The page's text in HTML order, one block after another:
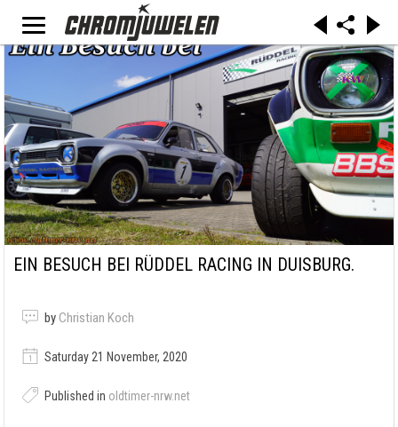
EIN BESUCH BEI RÜDDEL RACING IN DUISBURG.
by Christian Koch
Saturday 21 November, 2020
Published in oldtimer-nrw.net